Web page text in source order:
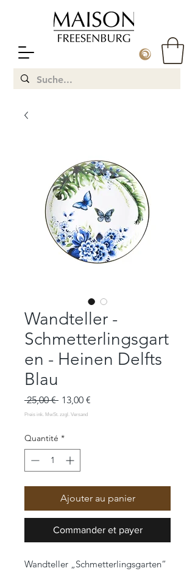
Wandteller -
Schmetterlingsgart
en - Heinen Delfts
Blau
25,00 € Prix
original
13,00 €
Quantité *
Ajouter au panier
Commander et payer
Wandteller „Schmetterlingsgarten“